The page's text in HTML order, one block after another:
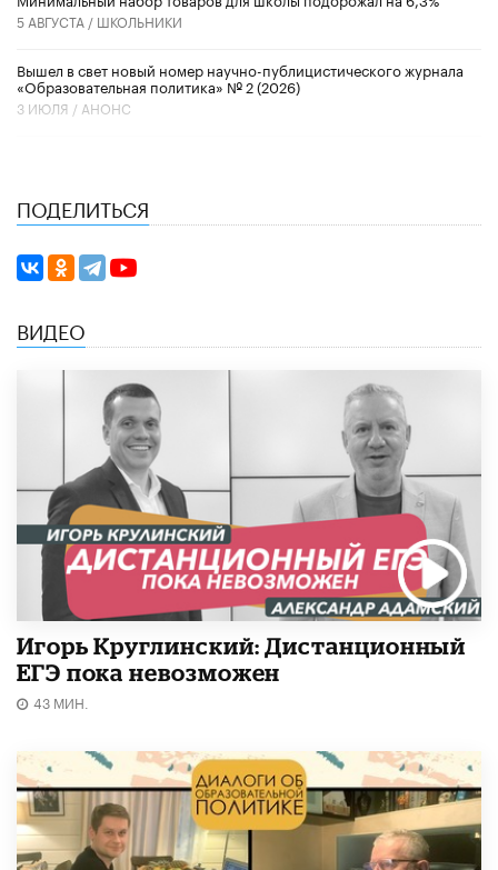
5 АВГУСТА / ШКОЛЬНИКИ
Вышел в свет новый номер научно-публицистического журнала
«Образовательная политика» № 2 (2026)
3 ИЮЛЯ / АНОНС
ПОДЕЛИТЬСЯ
ВИДЕО
Игорь Круглинский: Дистанционный
ЕГЭ пока невозможен
43 МИН.